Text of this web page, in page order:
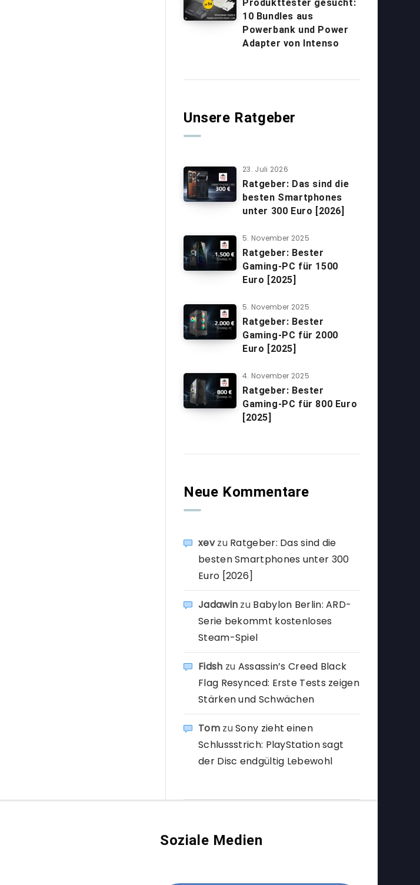
Produkttester gesucht:
10 Bundles aus
Powerbank und Power
Adapter von Intenso
Unsere Ratgeber
23. Juli 2026
Ratgeber: Das sind die
besten Smartphones
unter 300 Euro [2026]
5. November 2025
Ratgeber: Bester
Gaming-PC für 1500
Euro [2025]
5. November 2025
Ratgeber: Bester
Gaming-PC für 2000
Euro [2025]
4. November 2025
Ratgeber: Bester
Gaming-PC für 800 Euro
[2025]
Neue Kommentare
xevzu Ratgeber: Das sind die
besten Smartphones unter 300
Euro [2026]
Jadawin zu Babylon Berlin: ARD-
Serie bekommt kostenloses
Steam-Spiel
Fidsh zu Assassin’s Creed Black
Flag Resynced: Erste Tests zeigen
Stärken und Schwächen
TomzuSony zieht einen
Schlussstrich: PlayStation sagt
der Disc endgültig Lebewohl
Soziale Medien